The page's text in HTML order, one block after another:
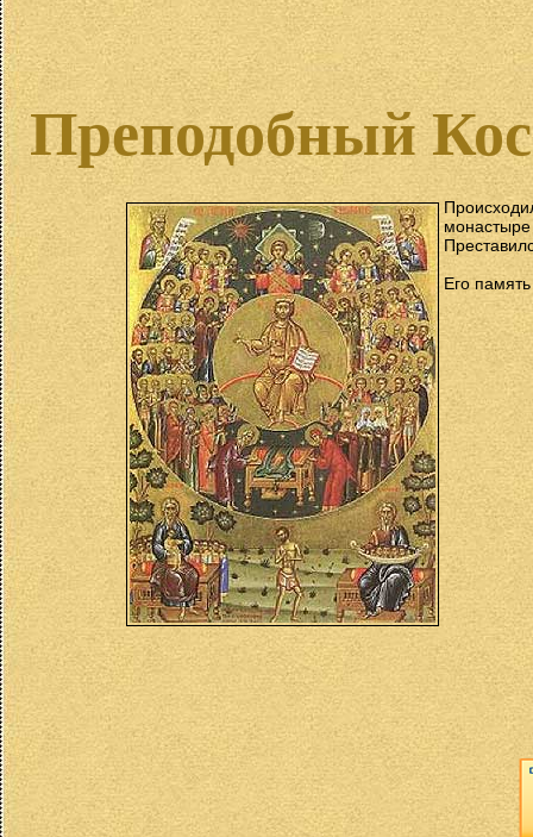
Преподобный
Его